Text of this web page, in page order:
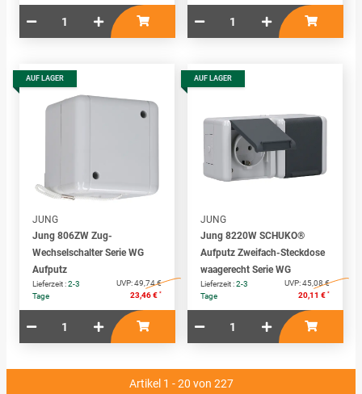
AUF LAGER
JUNG
Jung 806ZW Zug-
Wechselschalter Serie WG
Aufputz
Lieferzeit :2-3
Tage
UVP:49,74 €
23,46 € *
AUF LAGER
JUNG
Jung 8220W SCHUKO®
Aufputz Zweifach-Steckdose
waagerecht Serie WG
Lieferzeit :2-3
Tage
UVP:45,08 €
20,11 € *
Artikel 1 - 20 von 227